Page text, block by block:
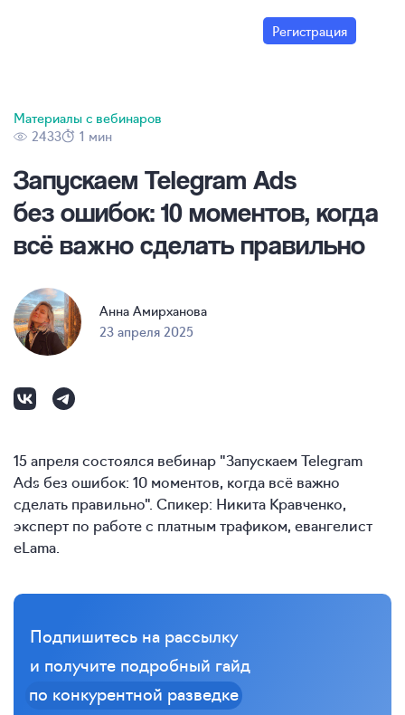
Регистрация
Материалы с вебинаров
2433
1 мин
Запускаем Telegram Ads
без ошибок: 10 моментов, когда
всё важно сделать правильно
Анна Амирханова
23 апреля 2025
15 апреля состоялся вебинар "Запускаем Telegram
Ads без ошибок: 10 моментов, когда всё важно
сделать правильно". Спикер: Никита Кравченко,
эксперт по работе с платным трафиком, евангелист
eLama.
Подпишитесь на рассылку
и получите подробный гайд
по конкурентной разведке